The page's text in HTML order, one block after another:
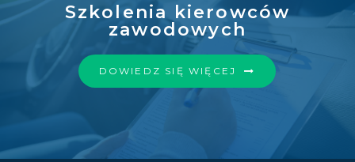
Szkolenia kierowców
zawodowych
DOWIEDZ SIĘ WIĘCEJ